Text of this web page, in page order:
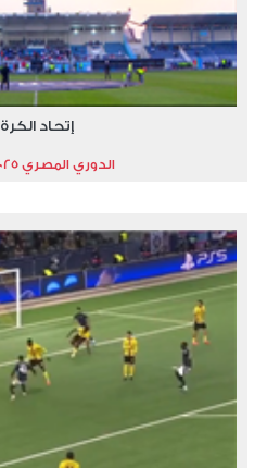
إتحاد الكرة
الدوري المصري 2024/2025